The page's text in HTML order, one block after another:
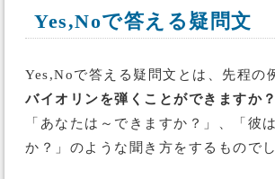
Yes,Noで答える疑問文
Yes,Noで答える疑問文とは、先程の
バイオリンを弾くことができますか？
「あなたは～できますか？」、「彼
か？」のような聞き方をするものでし